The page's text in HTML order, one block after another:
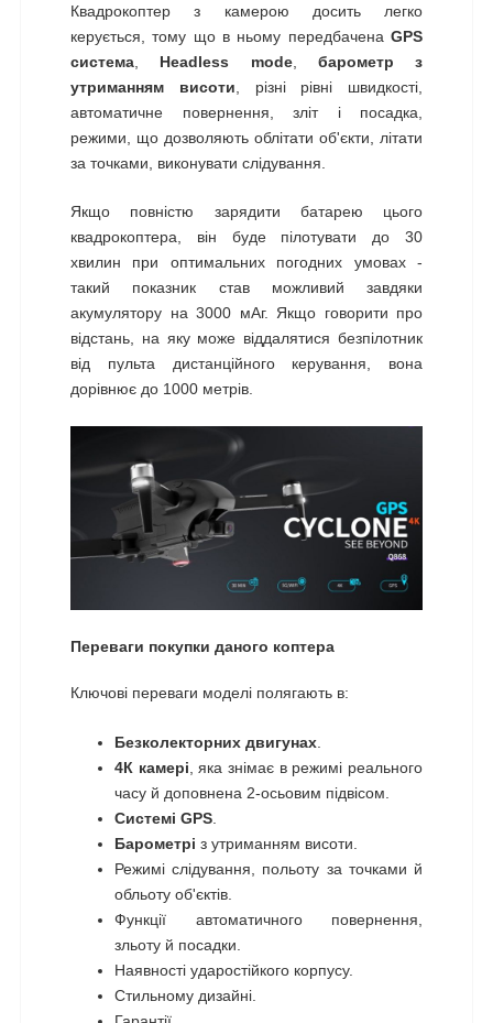
Квадрокоптер з камерою досить легко
керується, тому що в ньому передбачена GPS
система
Headless mode,
барометр з
утриманням висоти , різні рівні швидкості,
автоматичне повернення, зліт і посадка,
режими, що дозволяють облітати об'єкти, літати
за точками, виконувати слідування.
Якщо повністю зарядити батарею цього
квадрокоптера, він буде пілотувати до 30
хвилин при оптимальних погодних умовах -
такий показник став можливий завдяки
акумулятору на 3000 мАг. Якщо говорити про
відстань, на яку може віддалятися безпілотник
від пульта дистанційного керування, вона
дорівнює до 1000 метрів.
Переваги покупки даного коптера
Ключові переваги моделі полягають в:
Безколекторних двигунах
4К камері , яка знімає в режимі реального
часу й доповнена 2-осьовим підвісом.
Системі GPS
Барометрі з утриманням висоти.
Режимі слідування, польоту за точками й
обльоту об'єктів.
Функції автоматичного повернення,
зльоту й посадки.
Наявності ударостійкого корпусу.
Стильному дизайні.